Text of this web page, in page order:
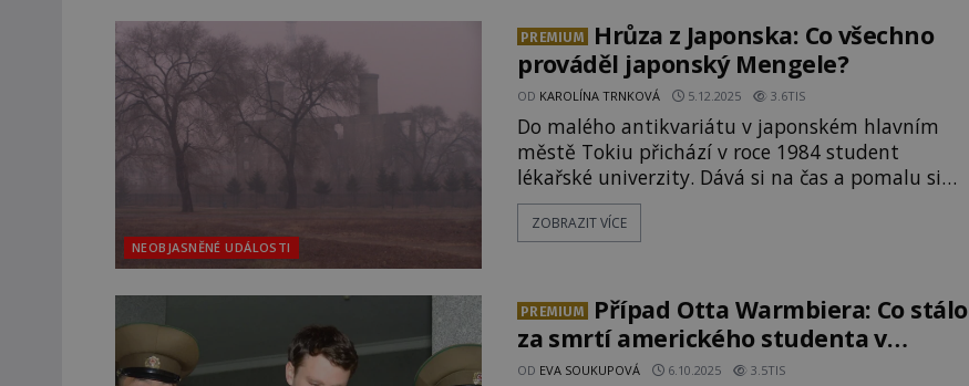
svaz. Méně známou skute
NEOBJASNĚNÉ UDÁLOSTI
PREMIUM
Hrůza z Japonska: Co všechno
prováděl japonský Mengele?
OD KAROLÍNA TRNKOVÁ 5.12.2025 3.6TIS
Do malého antikvariátu v japonském hlavním
městě Tokiu přichází v roce 1984 student
lékařské univerzity. Dává si na čas a pomalu si
prohlíží jeden regál za druhým. Snaží se najít
nějaké zajímavé publikace, které by mohl využít
police a začne jím listovat. Jeho výraz se rychle
změní z klidu do naprostého
ZOBRAZIT VÍCE
PREMIUM
Případ Otta Warmbiera: Co stálo
za smrtí amerického studenta v
Severní Koreji?
OD EVA SOUKUPOVÁ 6.10.2025 3.5TIS